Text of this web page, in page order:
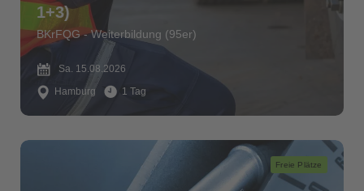
1+3)
BKrFQG - Weiterbildung (95er)
Sa. 15.08.2026
Hamburg
1 Tag
Freie Plätze